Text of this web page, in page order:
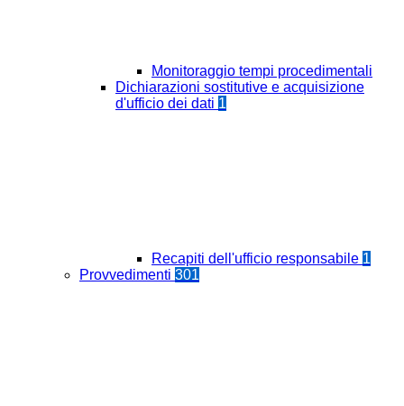
Monitoraggio tempi procedimentali
Dichiarazioni sostitutive e acquisizione
d'ufficio dei dati 1
Recapiti dell'ufficio responsabile 1
Provvedimenti 301